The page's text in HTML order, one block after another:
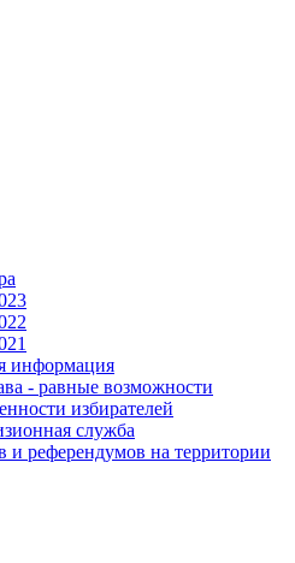
информация
- равные возможности
избирателей
служба
и референдумов на территории